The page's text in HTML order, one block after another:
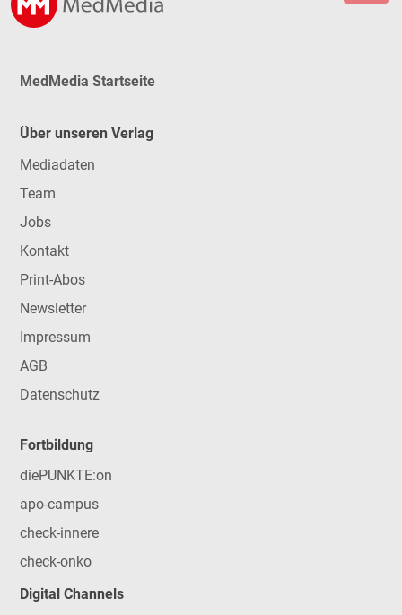
MedMedia Startseite
Über unseren Verlag
Mediadaten
Team
Jobs
Kontakt
Print-Abos
Newsletter
Impressum
AGB
Datenschutz
Fortbildung
diePUNKTE:on
apo-campus
check-innere
check-onko
Digital Channels